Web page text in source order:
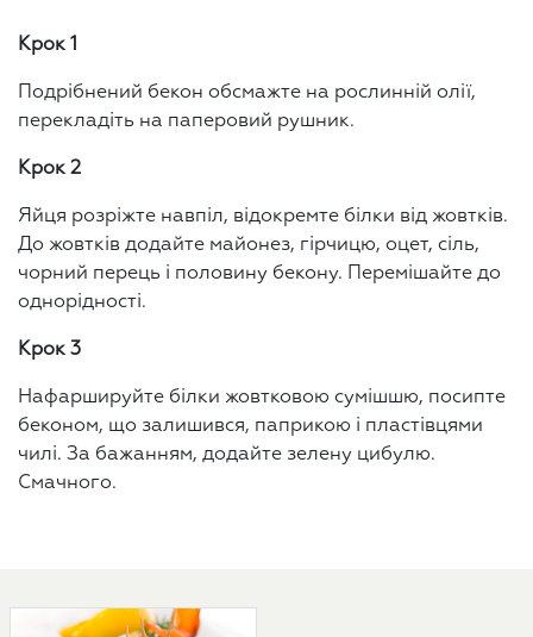
Крок 1
Подрібнений бекон обсмажте на рослинній олії,
перекладіть на паперовий рушник.
Крок 2
Яйця розріжте навпіл, відокремте білки від жовтків.
До жовтків додайте майонез, гірчицю, оцет, сіль,
чорний перець і половину бекону. Перемішайте до
однорідності.
Крок 3
Нафаршируйте білки жовтковою сумішшю, посипте
беконом, що залишився, паприкою і пластівцями
чилі. За бажанням, додайте зелену цибулю.
Смачного.